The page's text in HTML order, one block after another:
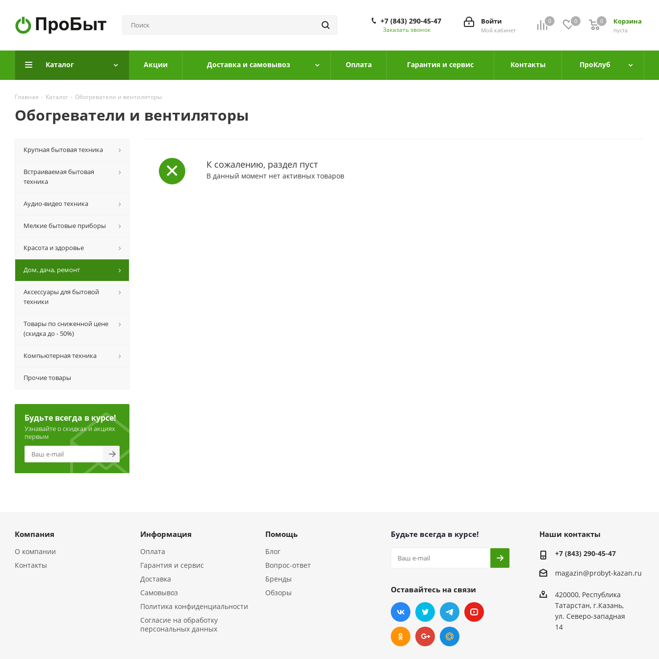
0 0 Корзина
0
пуста
0
Войти
Мой кабинет
+7 (843) 290-45-47
Заказать звонок
Каталог Акции Доставка и самовывоз Оплата Гарантия и сервис Контакты ПроКлуб
Главная - Каталог - Обогреватели и вентиляторы
Обогреватели и вентиляторы
К сожалению, раздел пуст
В данный момент нет активных товаров
Крупная бытовая техника
Встраиваемая бытовая
техника
Аудио-видео техника
Мелкие бытовые приборы
Красота и здоровье
Дом, дача, ремонт
Аксессуары для бытовой
техники
Товары по сниженной цене
(скидка до - 50%)
Компьютерная техника
Прочие товары
Будьте всегда в курсе!
Узнавайте о скидках и акциях
первым
Компания
О компании
Контакты
Информация
Оплата
Гарантия и сервис
Доставка
Самовывоз
Политика конфиденциальности
Согласие на обработку
персональных данных
Помощь
Блог
Вопрос-ответ
Бренды
Обзоры
Будьте всегда в курсе!
Оставайтесь на связи
Наши контакты
+7 (843) 290-45-47
magazin@probyt-kazan.ru
420000, Республика
Татарстан, г.Казань,
ул. Северо-западная
14